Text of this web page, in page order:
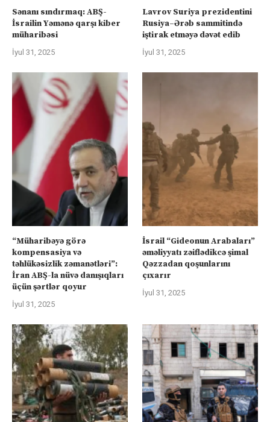
Sənanı sındırmaq: ABŞ-
İsrailin Yəmənə qarşı kiber
müharibəsi
İyul 31, 2025
Lavrov Suriya prezidentini
Rusiya–Ərəb sammitində
iştirak etməyə dəvət edib
İyul 31, 2025
“Müharibəyə görə
kompensasiya və
təhlükəsizlik zəmanətləri”:
İran ABŞ-la nüvə danışıqları
üçün şərtlər qoyur
İyul 31, 2025
İsrail “Gideonun Arabaları”
əməliyyatı zəiflədikcə şimal
Qəzzadan qoşunlarını
çıxarır
İyul 31, 2025